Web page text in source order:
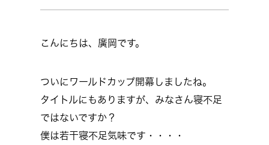
こんにちは、廣岡です。
ついにワールドカップ開幕しましたね。
タイトルにもありますが、みなさん寝不足
ではないですか？
僕は若干寝不足気味です・・・・